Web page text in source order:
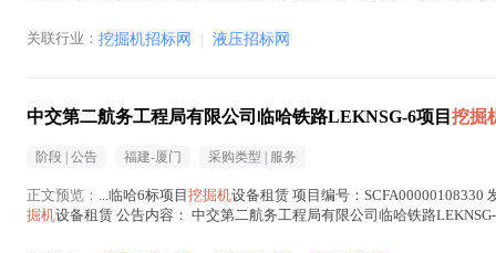
关联行业： 挖掘机招标网 | 液压招标网
中交第二航务工程局有限公司临哈铁路LEKNSG-6项目 挖掘
阶段 | 公告 福建-厦门 采购类型 | 服务
正文预览： ...临哈6标项目 挖掘机设备租赁 项目编号：SCFA00000108330
掘机设备租赁 公告内容： 中交第二航务工程局有限公司临哈铁路